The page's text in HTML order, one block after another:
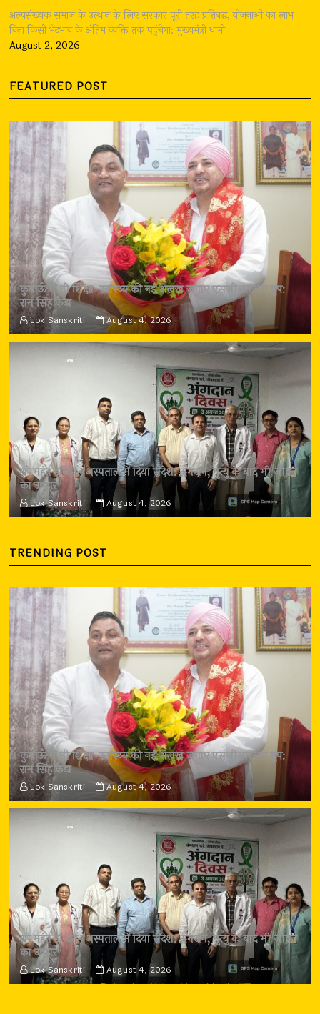
अल्पसंख्यक समाज के उत्थान के लिए सरकार पूरी तरह प्रतिबद्ध, योजनाओं का लाभ
बिना किसी भेदभाव के अंतिम व्यक्ति तक पहुंचेगा: मुख्यमंत्री धामी
August 2, 2026
FEATURED POST
कुमाऊँ में भी शिक्षा-स्वास्थ्य की नई अलख जगाए एसजीआरआर ग्रुप:
राम सिंह कैड़ा
Lok Sanskriti August 4, 2026
श्री महंत इन्दिरेश अस्पताल में दिया संदेश: अंगदान, मृत्यु के बाद भी जीवन
का उपहार
Lok Sanskriti August 4, 2026
TRENDING POST
कुमाऊँ में भी शिक्षा-स्वास्थ्य की नई अलख जगाए एसजीआरआर ग्रुप:
राम सिंह कैड़ा
Lok Sanskriti August 4, 2026
श्री महंत इन्दिरेश अस्पताल में दिया संदेश: अंगदान, मृत्यु के बाद भी जीवन
का उपहार
Lok Sanskriti August 4, 2026